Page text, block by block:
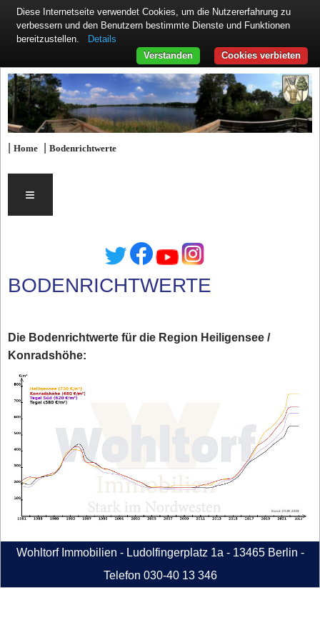
|Home |Bodenrichtwerte
≡
BODENRICHTWERTE
Die Bodenrichtwerte für die Region Heiligensee /
Konradshöhe:
Wohltorf Immobilien - Ludolfingerplatz 1a - 13465 Berlin -
Telefon 030-40 13 346
Diese Internetseite verwendet Cookies, um die Nutzererfahrung zu
verbessern und den Benutzern bestimmte Dienste und Funktionen
bereitzustellen.
Details
Cookies verbieten
Verstanden